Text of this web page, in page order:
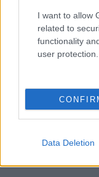
I want to allow
related to
functionality
user protection.
Data Deletion
bija asinis!”
sieviete veikalā
uzbrūk
meitenei